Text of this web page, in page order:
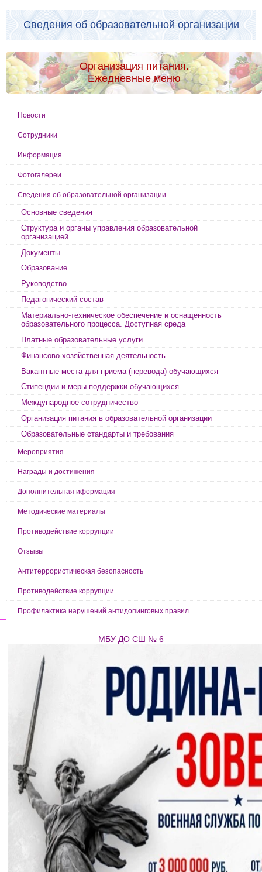
Сведения об образовательной организации
Организация питания.
Ежедневные меню
Новости
Сотрудники
Информация
Фотогалереи
Сведения об образовательной организации
Основные сведения
Структура и органы управления образовательной
организацией
Документы
Образование
Руководство
Педагогический состав
Материально-техническое обеспечение и оснащенность
образовательного процесса. Доступная среда
Платные образовательные услуги
Финансово-хозяйственная деятельность
Вакантные места для приема (перевода) обучающихся
Стипендии и меры поддержки обучающихся
Международное сотрудничество
Организация питания в образовательной организации
Образовательные стандарты и требования
Мероприятия
Награды и достижения
Дополнительная иформация
Методические материалы
Противодействие коррупции
Отзывы
Антитеррористическая безопасность
Противодействие коррупции
Профилактика нарушений антидопинговых правил
МБУ ДО СШ № 6